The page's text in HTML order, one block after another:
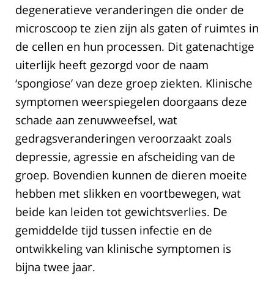
degeneratieve veranderingen die onder de
microscoop te zien zijn als gaten of ruimtes in
de cellen en hun processen. Dit gatenachtige
uiterlijk heeft gezorgd voor de naam
‘spongiose’ van deze groep ziekten. Klinische
symptomen weerspiegelen doorgaans deze
schade aan zenuwweefsel, wat
gedragsveranderingen veroorzaakt zoals
depressie, agressie en afscheiding van de
groep. Bovendien kunnen de dieren moeite
hebben met slikken en voortbewegen, wat
beide kan leiden tot gewichtsverlies. De
gemiddelde tijd tussen infectie en de
ontwikkeling van klinische symptomen is
bijna twee jaar.